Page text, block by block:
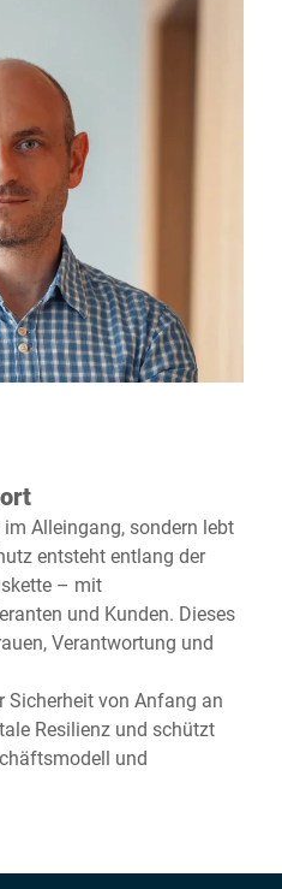
Alleingang, sondern lebt
entsteht entlang der
– mit
und Kunden. Dieses
Verantwortung und
Sicherheit von Anfang an
Resilienz und schützt
und